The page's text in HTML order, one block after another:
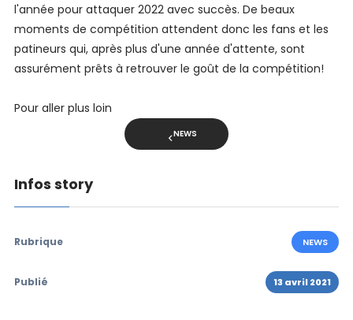
l'année pour attaquer 2022 avec succès. De beaux
moments de compétition attendent donc les fans et les
patineurs qui, après plus d'une année d'attente, sont
assurément prêts à retrouver le goût de la compétition!
Pour aller plus loin
NEWS
Infos story
Rubrique NEWS
Publié 13 avril 2021